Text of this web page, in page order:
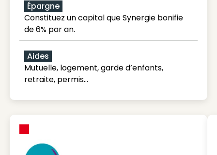
Épargne
Constituez un capital que Synergie bonifie
de 6% par an.
Aides
Mutuelle, logement, garde d’enfants,
retraite, permis…